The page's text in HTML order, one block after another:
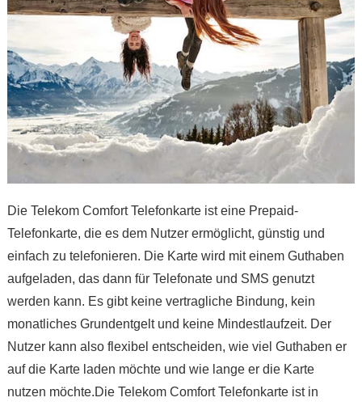
Die Telekom Comfort Telefonkarte ist eine Prepaid-
Telefonkarte, die es dem Nutzer ermöglicht, günstig und
einfach zu telefonieren. Die Karte wird mit einem Guthaben
aufgeladen, das dann für Telefonate und SMS genutzt
werden kann. Es gibt keine vertragliche Bindung, kein
monatliches Grundentgelt und keine Mindestlaufzeit. Der
Nutzer kann also flexibel entscheiden, wie viel Guthaben er
auf die Karte laden möchte und wie lange er die Karte
nutzen möchte.Die Telekom Comfort Telefonkarte ist in